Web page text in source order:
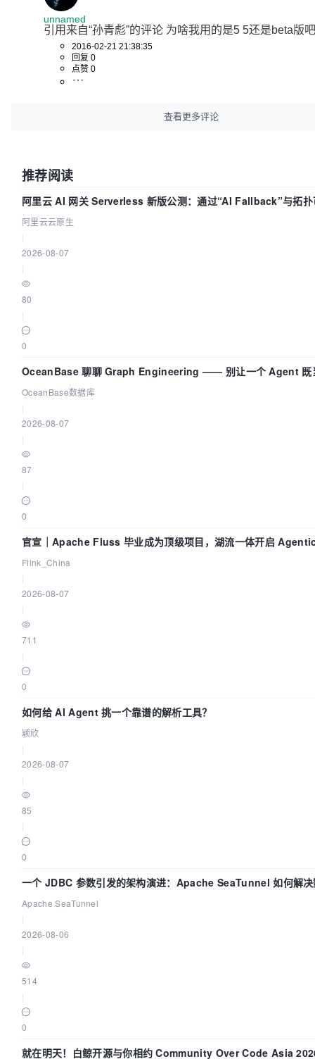
unnamed
引用来自“孙青彪”的评论 为啥我用的是5 5还是beta版
2016-02-21 21:38:35
回复 0
点赞 0
查看更多评论
推荐阅读
阿里云 AI 网关 Serverless 新版公测：通过“AI Fallback”与拓扑
建 AI 流量治理底座
阿里云云原生
2026-08-07
80
0
OceanBase 聊聊 Graph Engineering —— 别让一个 Agent 既
又
OceanBase数据库
2026-08-07
87
0
官宣｜Apache Fluss 毕业成为顶级项目，湖流一体开启
面实时化时代
Flink_China
2026-08-07
711
0
如何给 AI Agent 挑一个靠谱的解析工具？
颖欣
2026-08-07
85
0
一个 JDBC 参数引发的架构演进：Apache SeaTunnel 如何解
中的“定时 Flush”难题
Apache SeaTunnel
2026-08-06
514
0
就在明天！白鲸开源与你相约 Community Over Code Asia